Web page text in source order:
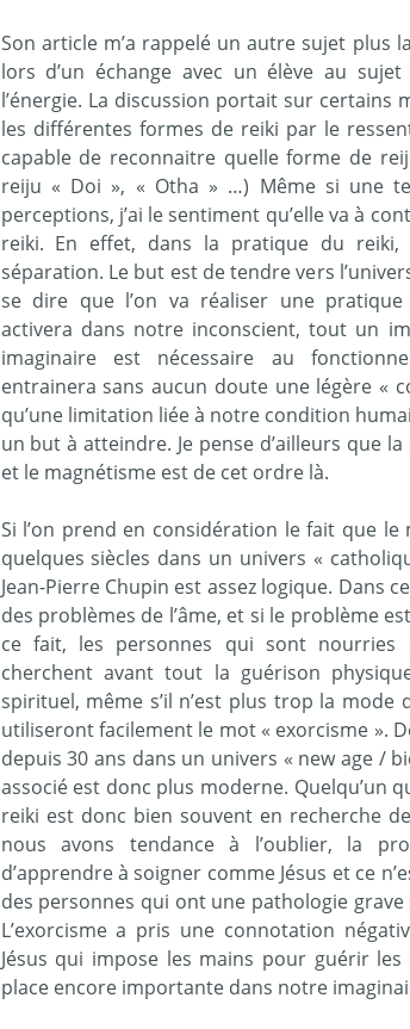
Son article m’a rappelé un autre sujet plus
lors d’un échange avec un élève au
l’énergie. La discussion portait sur certains
les différentes formes de reiki par le
capable de reconnaitre quelle forme de
reiju « Doi », « Otha » …) Même si une
perceptions, j’ai le sentiment qu’elle va à
reiki. En effet, dans la pratique du
séparation. Le but est de tendre vers
se dire que l’on va réaliser une
activera dans notre inconscient, tout un
imaginaire est nécessaire au
entrainera sans aucun doute une légère «
qu’une limitation liée à notre condition
un but à atteindre. Je pense d’ailleurs que
et le magnétisme est de cet ordre là.
Si l’on prend en considération le fait que le
quelques siècles dans un univers «
Jean-Pierre Chupin est assez logique. Dans
des problèmes de l’âme, et si le problème
ce fait, les personnes qui sont nourries
cherchent avant tout la guérison
spirituel, même s’il n’est plus trop la
utiliseront facilement le mot « exorcisme ».
depuis 30 ans dans un univers « new age /
associé est donc plus moderne. Quelqu’un
reiki est donc bien souvent en recherche
nous avons tendance à l’oublier, la
d’apprendre à soigner comme Jésus et ce
des personnes qui ont une pathologie
L’exorcisme a pris une connotation
Jésus qui impose les mains pour guérir
place encore importante dans notre